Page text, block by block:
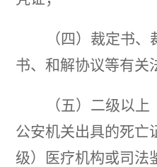
（四）裁定书
书、和解协议等有关
（五）二级以
公安机关出具的死亡
级）医疗机构或司法